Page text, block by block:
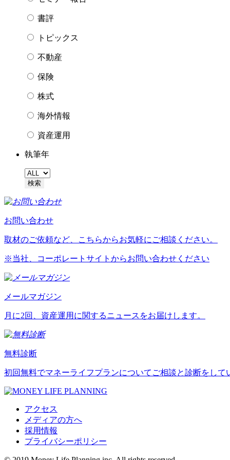
書評
トピックス
不動産
保険
株式
海外情報
資産運用
執筆年
お問い合わせ
取材のご依頼など、こちらからお気軽にご相談ください。
※当社、コーポレートサイトからお問い合わせください
メールマガジン
月に2回、資産運用に関するニュースをお届けします。
無料診断
初回無料でマネーライフプランについてご相談と診断をして
アクセス
メディアの方へ
採用情報
プライバシーポリシー